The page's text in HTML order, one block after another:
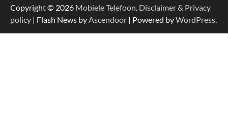
Copyright © 2026 Mobiele Telefoon. Disclaimer & Privacy
policy | Flash News byAscendoor | Powered byWordPress.